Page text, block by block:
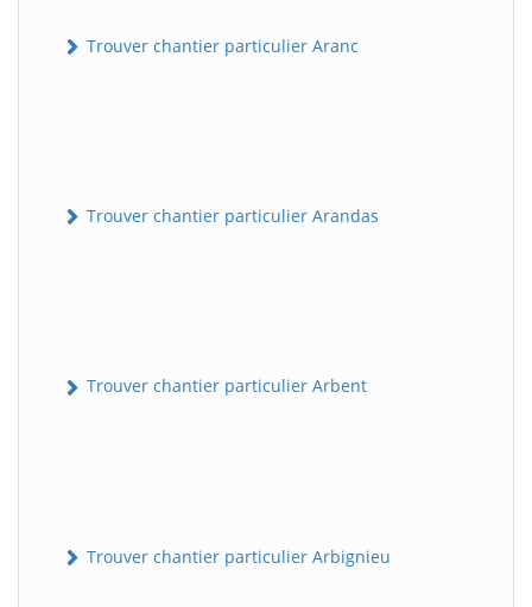
Trouver chantier particulier Aranc
Trouver chantier particulier Arandas
Trouver chantier particulier Arbent
Trouver chantier particulier Arbignieu